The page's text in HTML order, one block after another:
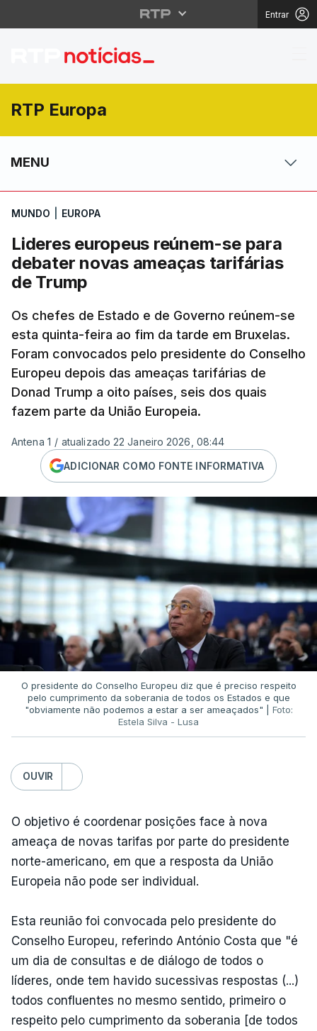
Entrar
Lideres europeus
RTP Europa
MENU
MUNDO EUROPA
Lideres europeus reúnem-se para
debater novas ameaças tarifárias
de Trump
Os chefes de Estado e de Governo reúnem-se
esta quinta-feira ao fim da tarde em Bruxelas.
Foram convocados pelo presidente do Conselho
Europeu depois das ameaças tarifárias de
Donad Trump a oito países, seis dos quais
fazem parte da União Europeia.
Antena 1 / atualizado 22 Janeiro 2026, 08:44
ADICIONAR COMO FONTE INFORMATIVA
O presidente do Conselho Europeu diz que é preciso respeito
pelo cumprimento da soberania de todos os Estados e que
"obviamente não podemos a estar a ser ameaçados" | Foto:
Estela Silva - Lusa
OUVIR
O objetivo é coordenar posições face à nova
ameaça de novas tarifas por parte do presidente
norte-americano, em que a resposta da União
Europeia não pode ser individual.
Esta reunião foi convocada pelo presidente do
Conselho Europeu, referindo António Costa que "é
um dia de consultas e de diálogo de todos o
líderes, onde tem havido sucessivas respostas (...)
todos confluentes no mesmo sentido, primeiro o
respeito pelo cumprimento da soberania [de todos